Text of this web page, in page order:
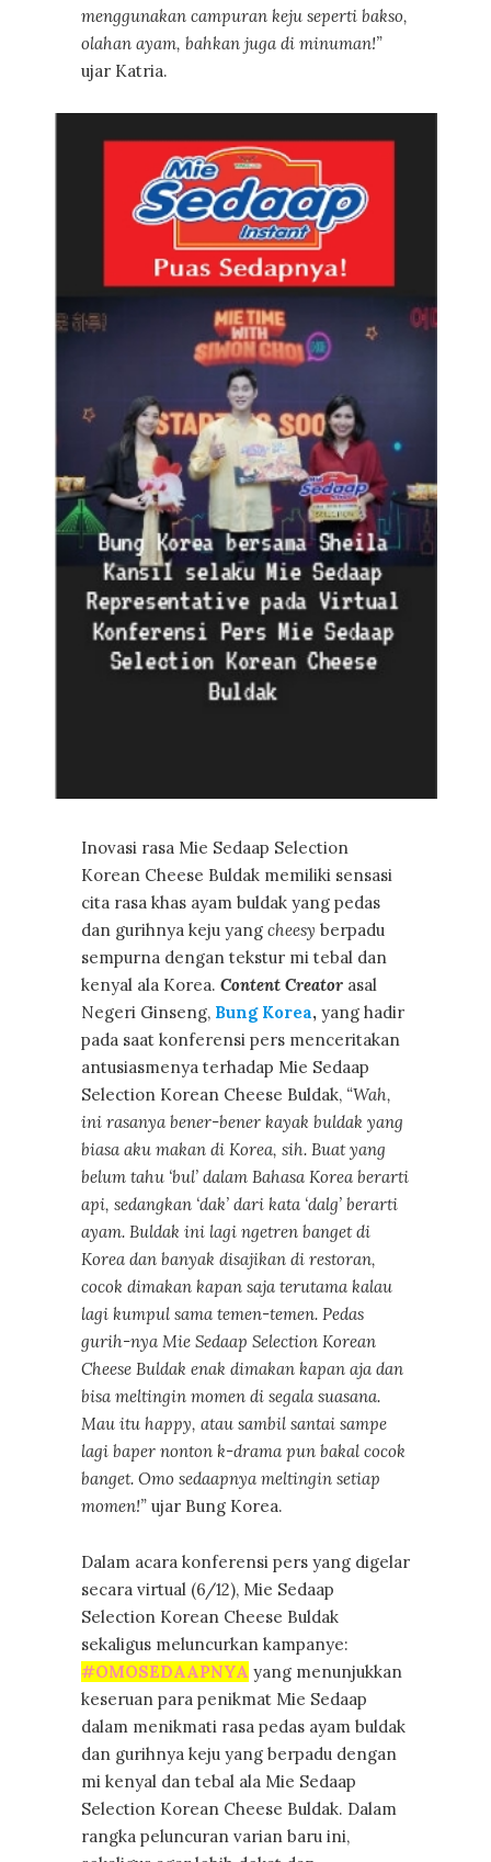
menggunakan campuran keju seperti bakso,
olahan ayam, bahkan juga di minuman!”
ujar Katria.
Inovasi rasa Mie Sedaap Selection
Korean Cheese Buldak memiliki sensasi
cita rasa khas ayam buldak yang pedas
dan gurihnya keju yang cheesy berpadu
sempurna dengan tekstur mi tebal dan
kenyal ala Korea. Content Creator asal
Negeri Ginseng, Bung Korea, yang hadir
pada saat konferensi pers menceritakan
antusiasmenya terhadap Mie Sedaap
Selection Korean Cheese Buldak, “Wah,
ini rasanya bener-bener kayak buldak yang
biasa aku makan di Korea, sih. Buat yang
belum tahu ‘bul’ dalam Bahasa Korea berarti
api, sedangkan ‘dak’ dari kata ‘dalg’ berarti
ayam. Buldak ini lagi ngetren banget di
Korea dan banyak disajikan di restoran,
cocok dimakan kapan saja terutama kalau
lagi kumpul sama temen-temen. Pedas
gurih-nya Mie Sedaap Selection Korean
Cheese Buldak enak dimakan kapan aja dan
bisa meltingin momen di segala suasana.
Mau itu happy, atau sambil santai sampe
lagi baper nonton k-drama pun bakal cocok
banget. Omo sedaapnya meltingin setiap
momen!” ujar Bung Korea.
Dalam acara konferensi pers yang digelar
secara virtual (6/12), Mie Sedaap
Selection Korean Cheese Buldak
sekaligus meluncurkan kampanye:
#OMOSEDAAPNYA yang menunjukkan
keseruan para penikmat Mie Sedaap
dalam menikmati rasa pedas ayam buldak
dan gurihnya keju yang berpadu dengan
mi kenyal dan tebal ala Mie Sedaap
Selection Korean Cheese Buldak. Dalam
rangka peluncuran varian baru ini,